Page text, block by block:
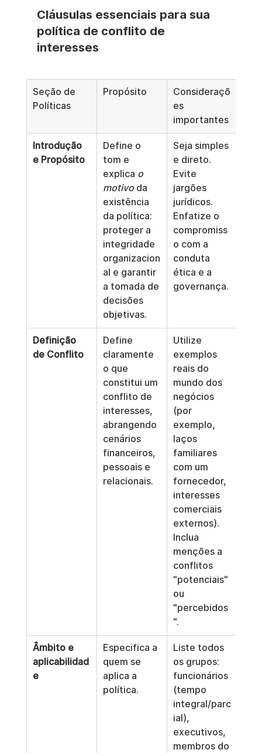
Cláusulas essenciais para sua
política de conflito de
interesses
Seção de
Políticas
Propósito
Consideraçõ
es
importantes
Introdução
e Propósito
Define o
tom e
explica o
motivo da
existência
da política:
proteger a
integridade
organizacion
al e garantir
a tomada de
decisões
objetivas.
Seja simples
e direto.
Evite
jargões
jurídicos.
Enfatize o
compromiss
o com a
conduta
ética e a
governança.
Definição
de Conflito
Define
claramente
o que
constitui um
conflito de
interesses,
abrangendo
cenários
financeiros,
pessoais e
relacionais.
Utilize
exemplos
reais do
mundo dos
negócios
(por
exemplo,
laços
familiares
com um
fornecedor,
interesses
comerciais
externos).
Inclua
menções a
conflitos
"potenciais"
ou
"percebidos
".
Âmbito e
aplicabilidad
e
Especifica a
quem se
aplica a
política.
Liste todos
os grupos:
funcionários
(tempo
integral/parc
ial),
executivos,
membros do